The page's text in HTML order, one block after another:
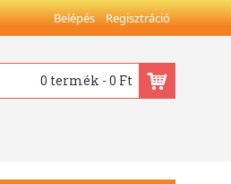
Belépés Regisztráció
0 termék - 0 Ft